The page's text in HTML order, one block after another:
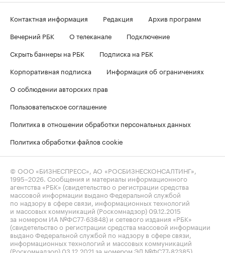
Контактная информация Редакция
Архив программ
Вечерний РБК
О телеканале
Подключение
Скрыть баннеры на РБК
Подписка на РБК
Корпоративная подписка
Информация об ограничениях
О соблюдении авторских прав
Пользовательское соглашение
Политика в отношении обработки персональных данных
Политика обработки файлов cookie
© ООО «БИЗНЕСПРЕСС», АО «РОСБИЗНЕСКОНСАЛТИНГ»,
1995–2026 . Сообщения и материалы информационного
агентства «РБК» (свидетельство о регистрации средства
массовой информации выдано Федеральной службой
по надзору в сфере связи, информационных технологий
и массовых коммуникаций (Роскомнадзор) 09.12.2015
за номером ИА №ФС77-63848) и сетевого издания «РБК»
(свидетельство о регистрации средства массовой информации
выдано Федеральной службой по надзору в сфере связи,
информационных технологий и массовых коммуникаций
(Роскомнадзор) 03.12.2021 за номером ЭЛ №ФС77-82385)